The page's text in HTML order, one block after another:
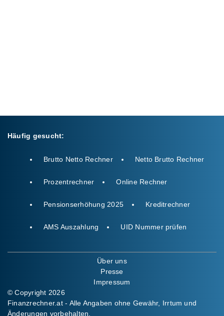
Häufig gesucht:
Brutto Netto Rechner Netto Brutto Rechner
Prozentrechner Online Rechner
Pensionserhöhung 2025 Kreditrechner
AMS Auszahlung UID Nummer prüfen
Über uns
Presse
Impressum
© Copyright 2026
Finanzrechner.at - Alle Angaben ohne Gewähr, Irrtum und
Änderungen vorbehalten.